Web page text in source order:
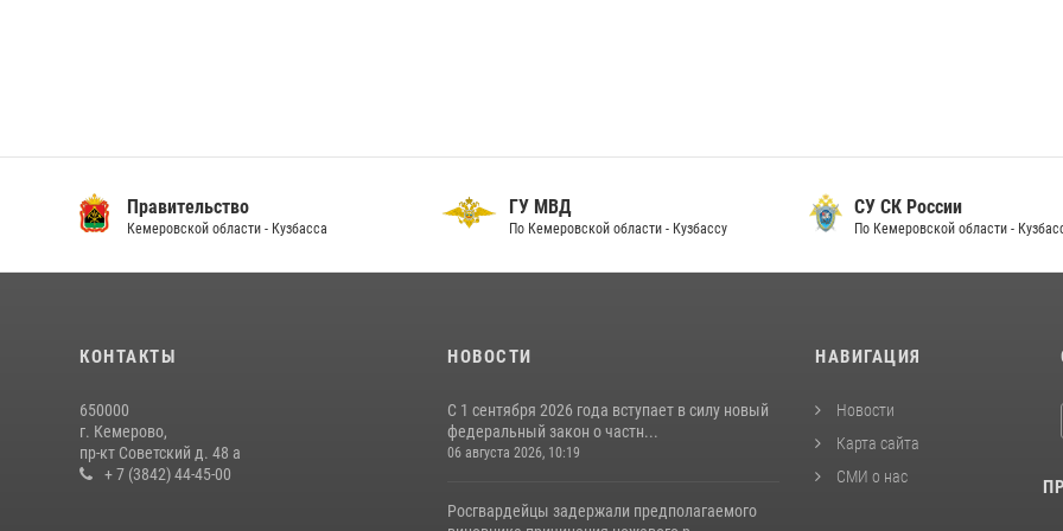
Правительство
Кемеровской области - Кузбасса
ГУ МВД
По Кемеровской области - Кузбассу
СУ СК России
По Кемеровской области -
КОНТАКТЫ
650000
г. Кемерово,
пр-кт Советский д. 48 а
+ 7 (3842) 44-45-00
НОВОСТИ
С 1 сентября 2026 года вступает в силу новый
федеральный закон о частн...
06 августа 2026, 10:19
Росгвардейцы задержали предполагаемого
НАВИГАЦИЯ
Новости
Карта сайта
СМИ о нас